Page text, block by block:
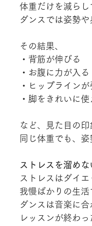
体重だけを減らし
ダンスでは姿勢
その結果、
・背筋が伸びる
・お腹に力が入る
・ヒップライン
・脚をきれいに
など、見た目の印
同じ体重でも、
ストレスを溜めな
ストレスはダイエ
我慢ばかりの生活
ダンスは音楽に
レッスンが終わっ